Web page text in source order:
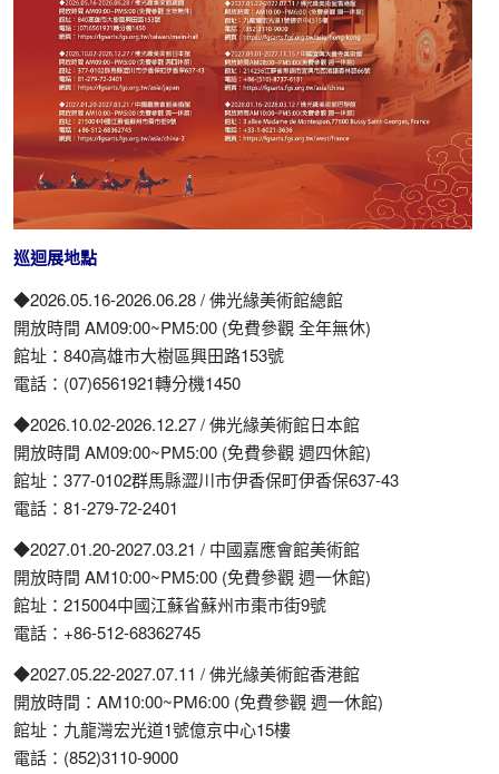
巡迴展地點
◆2026.05.16-2026.06.28 / 佛光緣美術館總館
開放時間 AM09:00~PM5:00 (免費參觀 全年無休)
館址：840高雄市大樹區興田路153號
電話：(07)6561921轉分機1450
◆2026.10.02-2026.12.27 / 佛光緣美術館日本館
開放時間 AM09:00~PM5:00 (免費參觀 週四休館)
館址：377-0102群馬縣澀川市伊香保町伊香保637-43
電話：81-279-72-2401
◆2027.01.20-2027.03.21 / 中國嘉應會館美術館
開放時間 AM10:00~PM5:00 (免費參觀 週一休館)
館址：215004中國江蘇省蘇州市棗市街9號
電話：+86-512-68362745
◆2027.05.22-2027.07.11 / 佛光緣美術館香港館
開放時間：AM10:00~PM6:00 (免費參觀 週一休館)
館址：九龍灣宏光道1號億京中心15樓
電話：(852)3110-9000